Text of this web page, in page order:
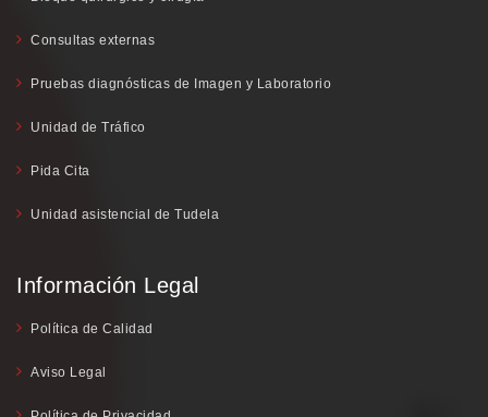
Consultas externas
Pruebas diagnósticas de Imagen y Laboratorio
Unidad de Tráfico
Pida Cita
Unidad asistencial de Tudela
Información Legal
Política de Calidad
Aviso Legal